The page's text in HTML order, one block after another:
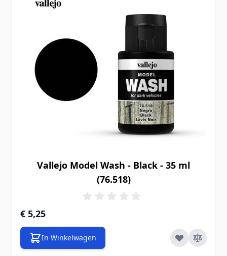
Vallejo Model Wash - Black - 35 ml
(76.518)
€ 5,25
In Winkelwagen